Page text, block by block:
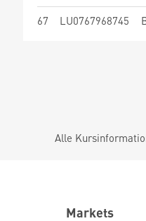
67 LU0767968745
Alle
Markets